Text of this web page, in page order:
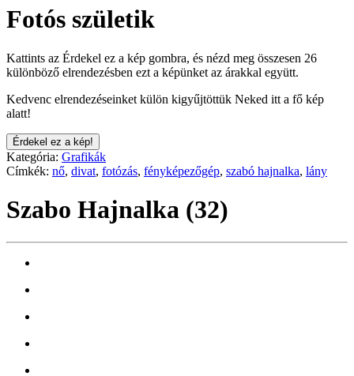
Fotós születik
Kattints az Érdekel ez a kép gombra, és nézd meg összesen 26
különböző elrendezésben ezt a képünket az árakkal együtt.
Kedvenc elrendezéseinket külön kigyűjtöttük Neked itt a fő kép
alatt!
Érdekel ez a kép!
Kategória: Grafikák
Címkék: nő, divat, fotózás, fényképezőgép, szabó hajnalka, lány
Szabo Hajnalka (32)